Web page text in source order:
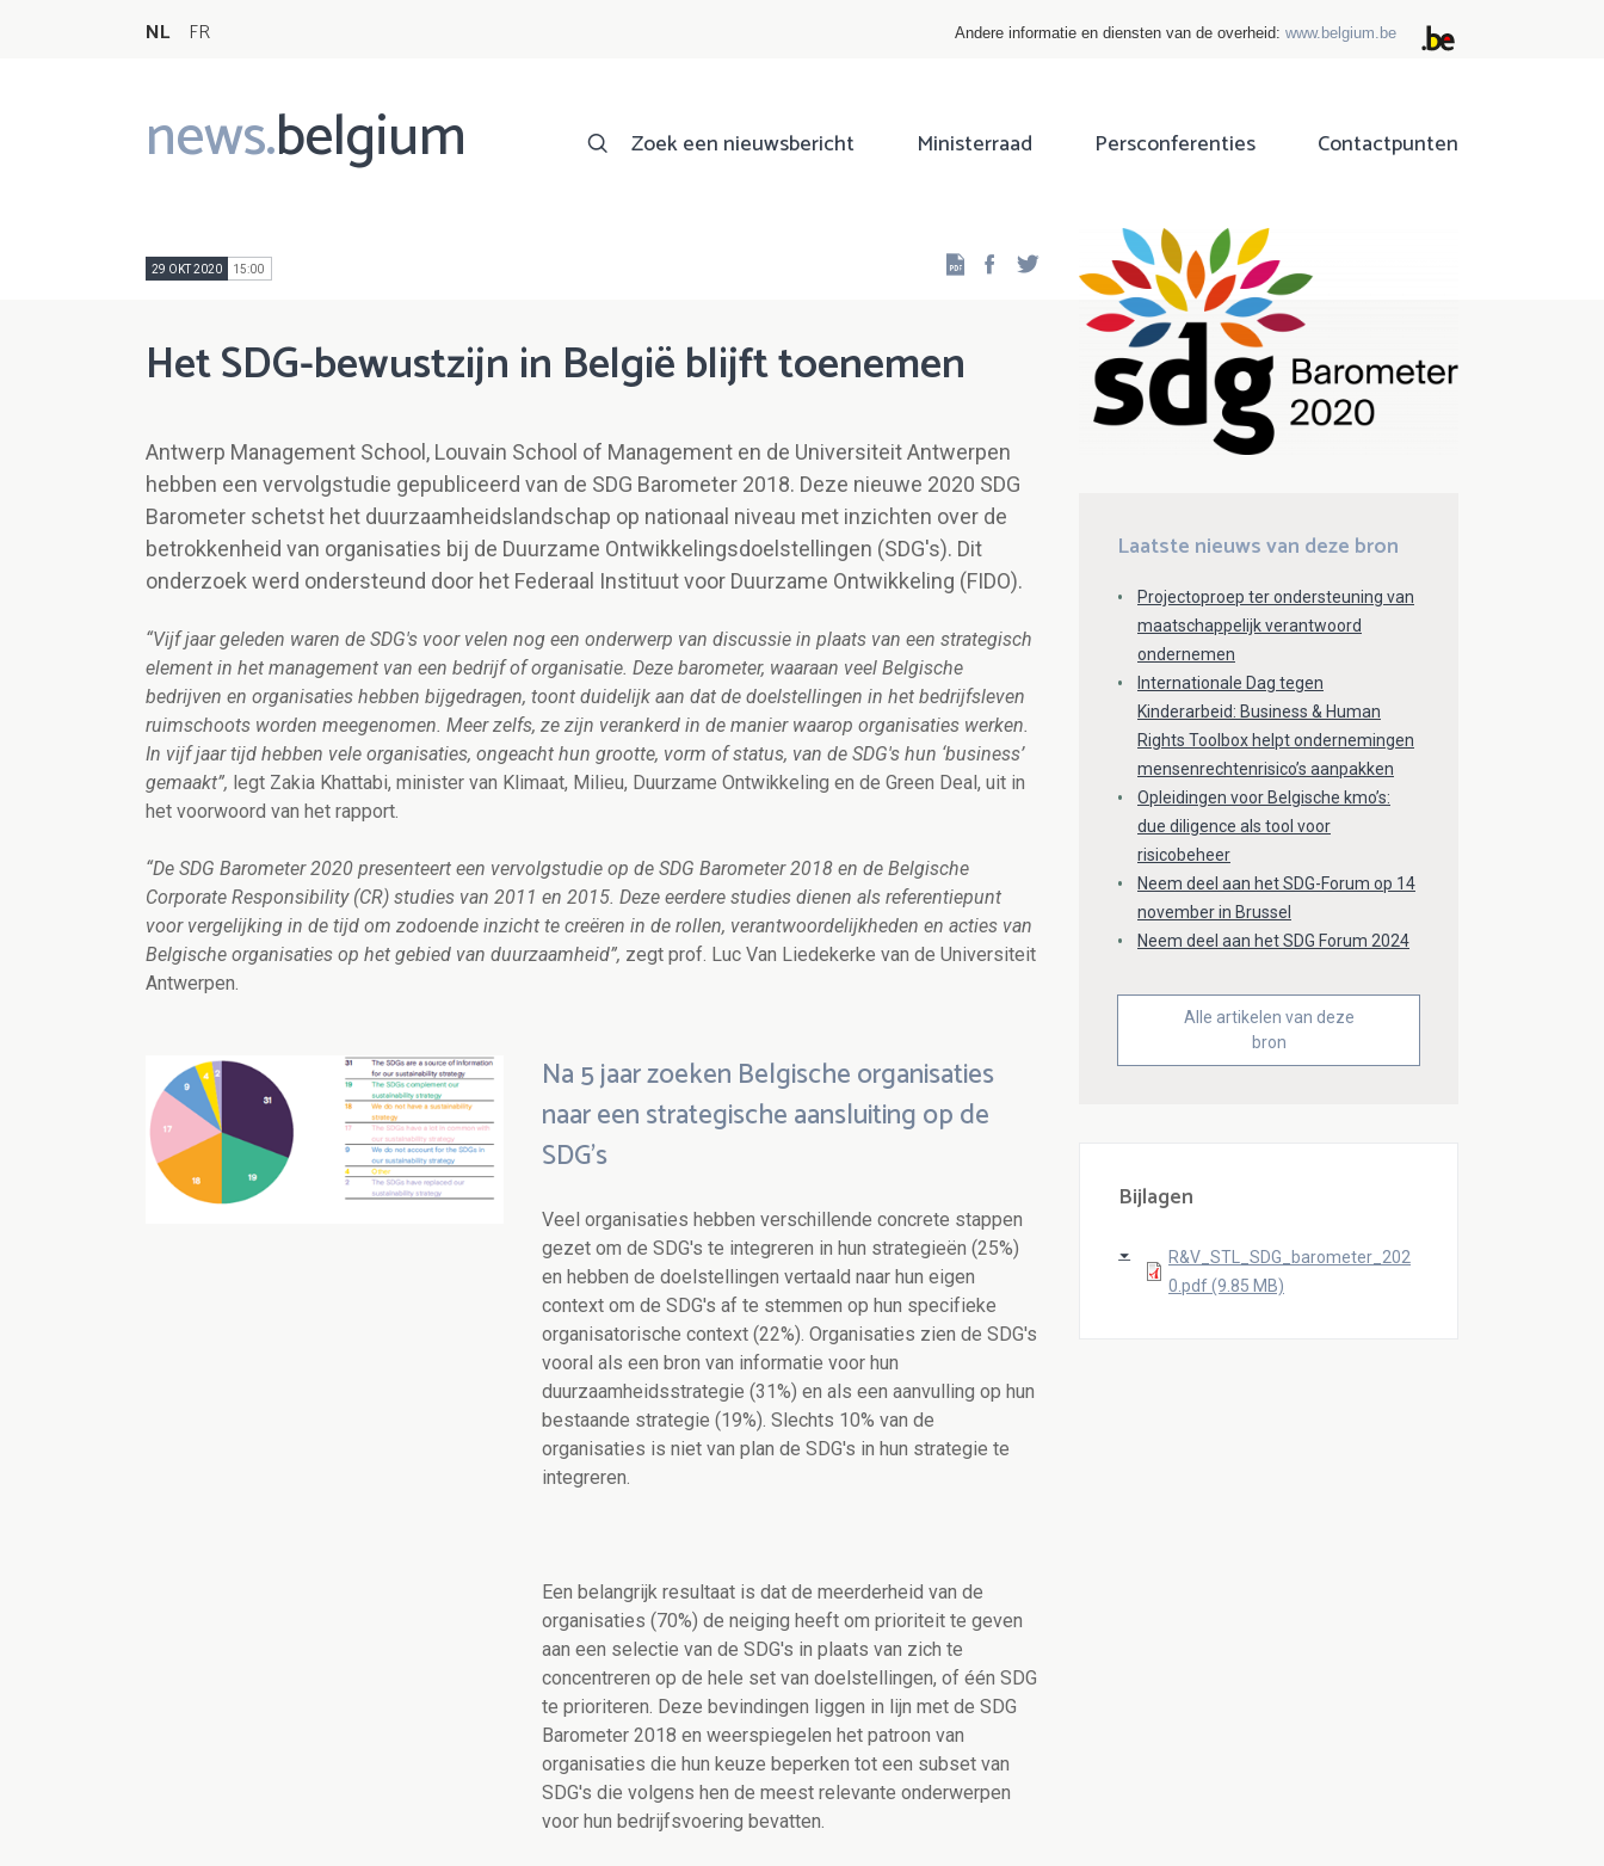
NL FR Andere informatie en diensten van de overheid: www.belgium.be
news.belgium
Main
navigation
Zoek een nieuwsbericht Ministerraad Persconferenties Contactpunten
29 OKT 2020 15:00 Facebook
Het SDG-bewustzijn in België blijft toenemen
Antwerp Management School, Louvain School of Management en de Universiteit Antwerpen
hebben een vervolgstudie gepubliceerd van de SDG Barometer 2018. Deze nieuwe 2020 SDG
Barometer schetst het duurzaamheidslandschap op nationaal niveau met inzichten over de
betrokkenheid van organisaties bij de Duurzame Ontwikkelingsdoelstellingen (SDG's). Dit
onderzoek werd ondersteund door het Federaal Instituut voor Duurzame Ontwikkeling (FIDO).
“Vijf jaar geleden waren de SDG's voor velen nog een onderwerp van discussie in plaats van een strategisch
element in het management van een bedrijf of organisatie. Deze barometer, waaraan veel Belgische
bedrijven en organisaties hebben bijgedragen, toont duidelijk aan dat de doelstellingen in het bedrijfsleven
ruimschoots worden meegenomen. Meer zelfs, ze zijn verankerd in de manier waarop organisaties werken.
In vijf jaar tijd hebben vele organisaties, ongeacht hun grootte, vorm of status, van de SDG's hun ‘business’
gemaakt”, legt Zakia Khattabi, minister van Klimaat, Milieu, Duurzame Ontwikkeling en de Green Deal, uit in
het voorwoord van het rapport.
“De SDG Barometer 2020 presenteert een vervolgstudie op de SDG Barometer 2018 en de Belgische
Corporate Responsibility (CR) studies van 2011 en 2015. Deze eerdere studies dienen als referentiepunt
voor vergelijking in de tijd om zodoende inzicht te creëren in de rollen, verantwoordelijkheden en acties van
Belgische organisaties op het gebied van duurzaamheid”, zegt prof. Luc Van Liedekerke van de Universiteit
Antwerpen.
Na 5 jaar zoeken Belgische organisaties
naar een strategische aansluiting op de
SDG's
Veel organisaties hebben verschillende concrete stappen
gezet om de SDG's te integreren in hun strategieën (25%)
en hebben de doelstellingen vertaald naar hun eigen
context om de SDG's af te stemmen op hun specifieke
organisatorische context (22%). Organisaties zien de SDG's
vooral als een bron van informatie voor hun
duurzaamheidsstrategie (31%) en als een aanvulling op hun
bestaande strategie (19%). Slechts 10% van de
organisaties is niet van plan de SDG's in hun strategie te
integreren.
Een belangrijk resultaat is dat de meerderheid van de
organisaties (70%) de neiging heeft om prioriteit te geven
aan een selectie van de SDG's in plaats van zich te
concentreren op de hele set van doelstellingen, of één SDG
te prioriteren. Deze bevindingen liggen in lijn met de SDG
Barometer 2018 en weerspiegelen het patroon van
organisaties die hun keuze beperken tot een subset van
SDG's die volgens hen de meest relevante onderwerpen
voor hun bedrijfsvoering bevatten.
Laatste nieuws van deze bron
Projectoproep ter ondersteuning van
maatschappelijk verantwoord
ondernemen
Internationale Dag tegen
Kinderarbeid: Business & Human
Rights Toolbox helpt ondernemingen
mensenrechtenrisico’s aanpakken
Opleidingen voor Belgische kmo’s:
due diligence als tool voor
risicobeheer
Neem deel aan het SDG-Forum op 14
november in Brussel
Neem deel aan het SDG Forum 2024
Alle artikelen van deze
bron
Bijlagen
R&V_STL_SDG_barometer_202
0.pdf (9.85 MB)